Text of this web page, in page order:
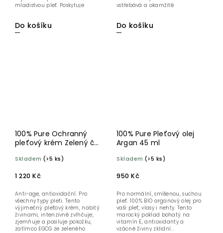
Do košíku
mladistvou pleť. Poskytuje
Do košíku
vstřebává a okamžitě
100% Pure Ochranný
pleťový krém Zelený čaj
Skladem (>5 ks)
1 220 Kč
Anti-age, antioxidační. Pro
všechny typy pleti. Tento
výjimečný pleťový krém, nabitý
živinami, intenzivně zvlhčuje,
zjemňuje a posiluje pokožku,
zatímco EGCG ze zeleného
100% Pure Pleťový olej
Argan 45 ml
Skladem (>5 ks)
950 Kč
Pro normální, smíšenou, suchou
pleť. 100% BIO arganový olej pro
vaši pleť, vlasy i nehty. Tento
marocký poklad bohatý na
vitamín E, antioxidanty a
vzácné živiny zklidní...